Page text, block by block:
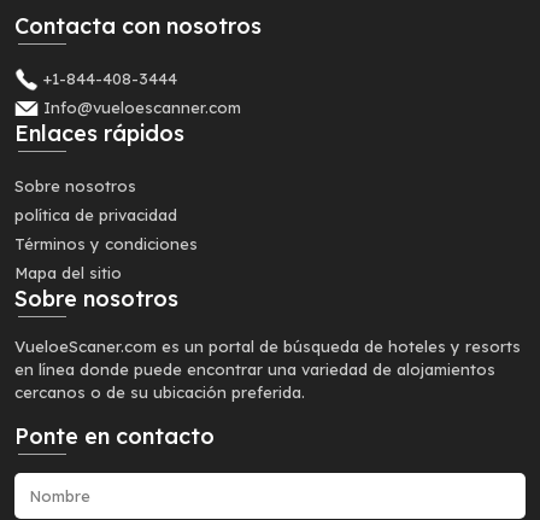
Contacta con nosotros
+1-844-408-3444
Info@vueloescanner.com
Enlaces rápidos
Sobre nosotros
política de privacidad
Términos y condiciones
Mapa del sitio
Sobre nosotros
VueloeScaner.com es un portal de búsqueda de hoteles y resorts
en línea donde puede encontrar una variedad de alojamientos
cercanos o de su ubicación preferida.
Ponte en contacto